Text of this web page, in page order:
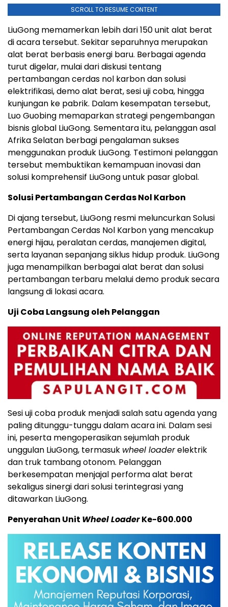
SCROLL TO RESUME CONTENT
LiuGong memamerkan lebih dari 150 unit alat berat
di acara tersebut. Sekitar separuhnya merupakan
alat berat berbasis energi baru. Berbagai agenda
turut digelar, mulai dari diskusi tentang
pertambangan cerdas nol karbon dan solusi
elektrifikasi, demo alat berat, sesi uji coba, hingga
kunjungan ke pabrik. Dalam kesempatan tersebut,
Luo Guobing memaparkan strategi pengembangan
bisnis global LiuGong. Sementara itu, pelanggan asal
Afrika Selatan berbagi pengalaman sukses
menggunakan produk LiuGong. Testimoni pelanggan
tersebut membuktikan kemampuan inovasi dan
solusi komprehensif LiuGong untuk pasar global.
Solusi Pertambangan Cerdas Nol Karbon
Di ajang tersebut, LiuGong resmi meluncurkan Solusi
Pertambangan Cerdas Nol Karbon yang mencakup
energi hijau, peralatan cerdas, manajemen digital,
serta layanan sepanjang siklus hidup produk. LiuGong
juga menampilkan berbagai alat berat dan solusi
pertambangan terbaru melalui demo produk secara
langsung di lokasi acara.
Uji Coba Langsung oleh Pelanggan
Sesi uji coba produk menjadi salah satu agenda yang
paling ditunggu-tunggu dalam acara ini. Dalam sesi
ini, peserta mengoperasikan sejumlah produk
unggulan LiuGong, termasuk wheel loaderelektrik
dan truk tambang otonom. Pelanggan
berkesempatan menjajal performa alat berat
sekaligus sinergi dari solusi terintegrasi yang
ditawarkan LiuGong.
Penyerahan Unit Wheel LoaderKe-600.000